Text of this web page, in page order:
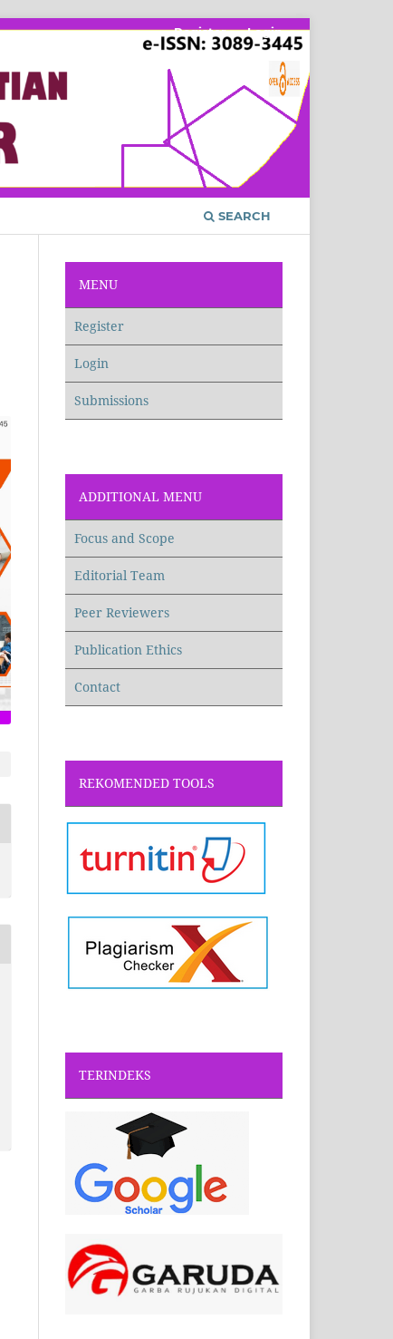
SEARCH
Register Login
MENU
Register
Login
Submissions
ADDITIONAL MENU
Focus and Scope
Editorial Team
Peer Reviewers
Publication Ethics
Contact
REKOMENDED TOOLS
TERINDEKS